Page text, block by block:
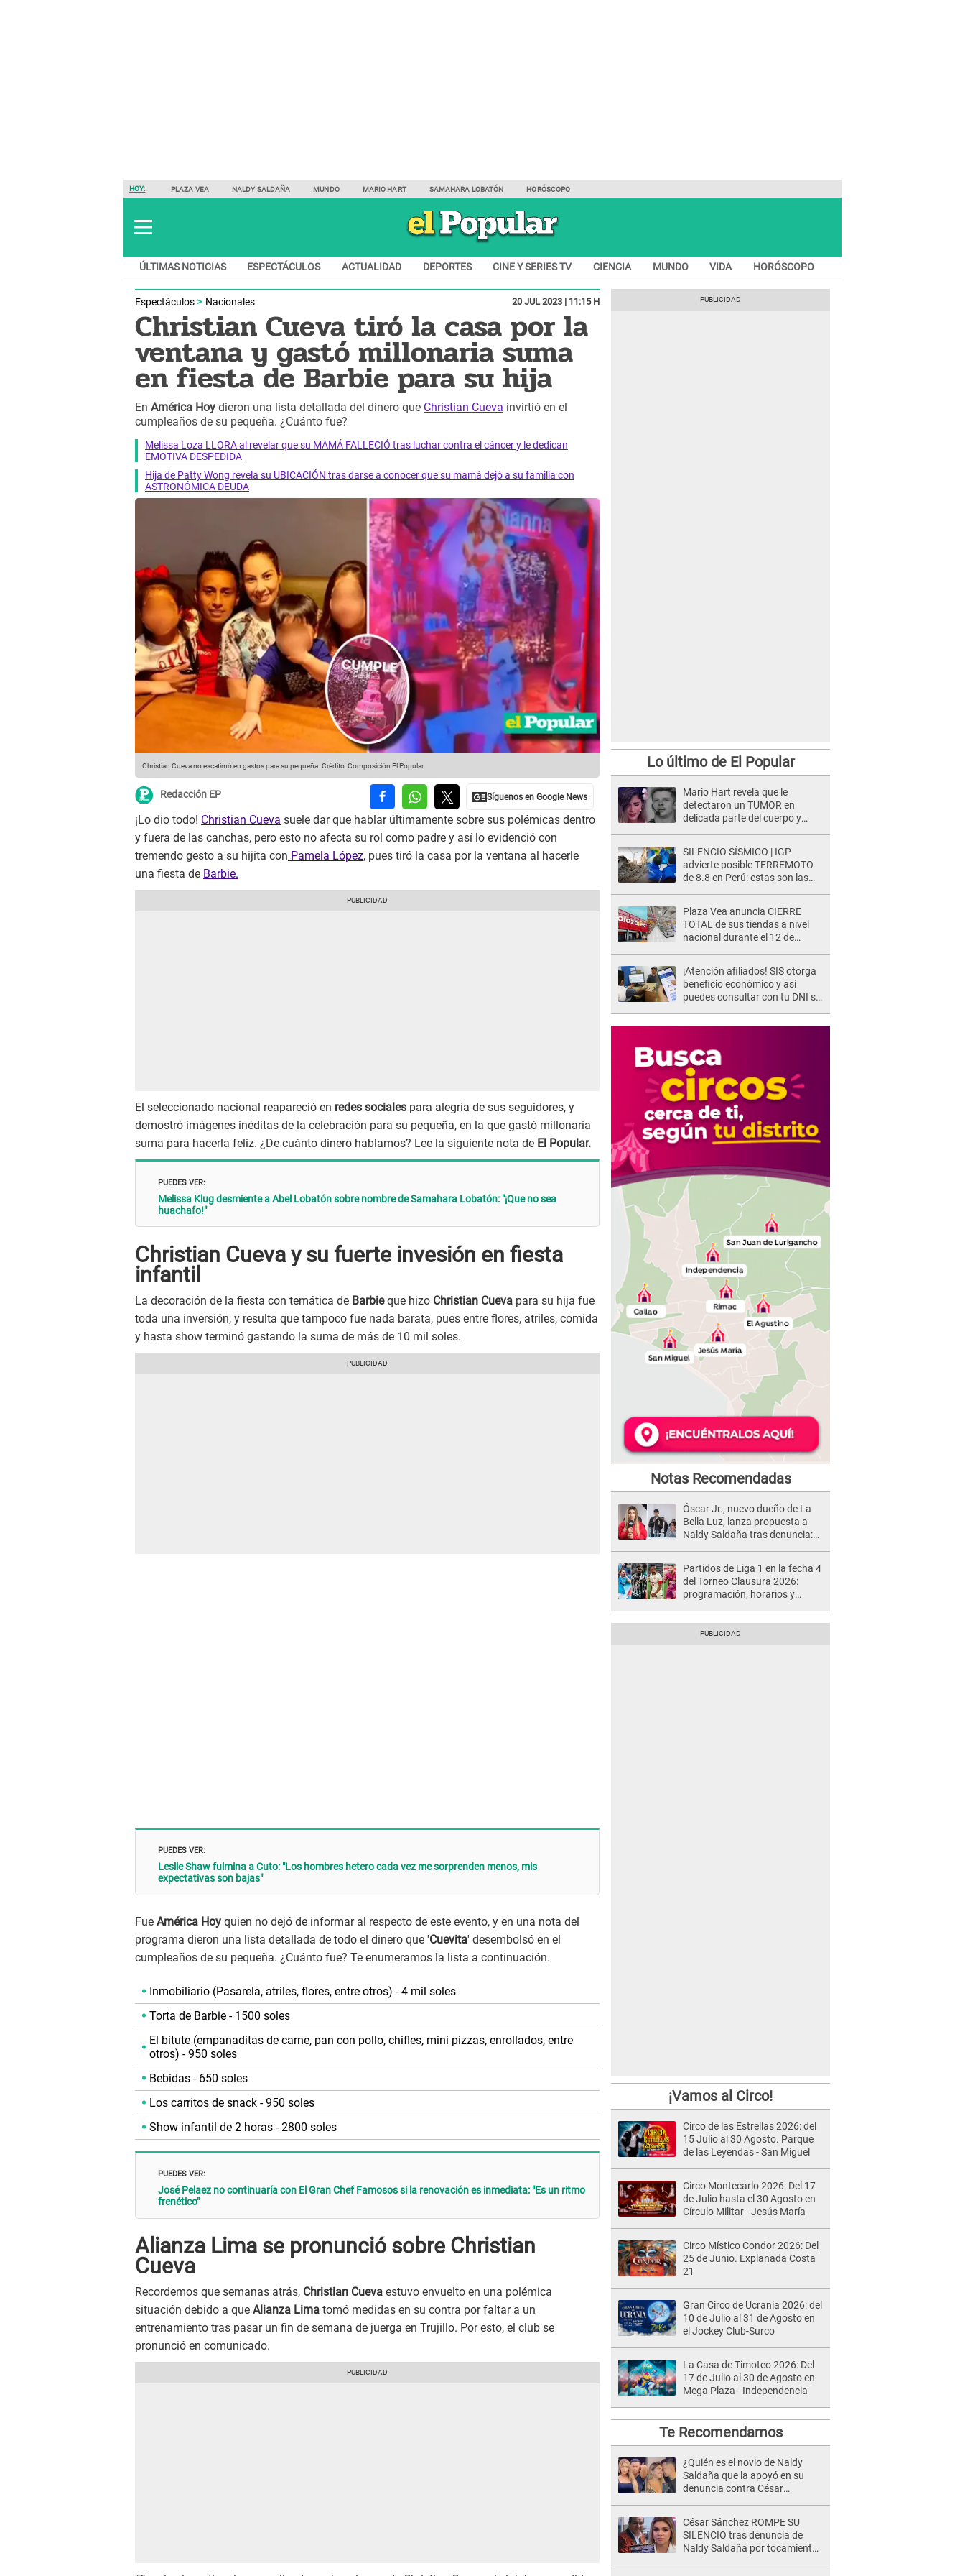
HOY: PLAZA VEA NALDY SALDAÑA MUNDO MARIO HART SAMAHARA LOBATÓN HORÓSCOPO
ÚLTIMAS NOTICIAS ESPECTÁCULOS ACTUALIDAD DEPORTES CINE Y SERIES TV CIENCIA MUNDO VIDA HORÓSCOPO
Espectáculos Nacionales 20 JUL 2023 | 11:15 H
Christian Cueva tiró la casa por la
ventana y gastó millonaria suma
en fiesta de Barbie para su hija
En América Hoy dieron una lista detallada del dinero que Christian Cueva invirtió en el
cumpleaños de su pequeña. ¿Cuánto fue?
Melissa Loza LLORA al revelar que su MAMÁ FALLECIÓ tras luchar contra el cáncer y le dedican
EMOTIVA DESPEDIDA
Hija de Patty Wong revela su UBICACIÓN tras darse a conocer que su mamá dejó a su familia con
ASTRONÓMICA DEUDA
Christian Cueva no escatimó en gastos para su pequeña. Crédito: Composición El Popular
Redacción EP
¡Lo dio todo! Christian Cueva suele dar que hablar últimamente sobre sus polémicas dentro
y fuera de las canchas, pero esto no afecta su rol como padre y así lo evidenció con
tremendo gesto a su hijita con Pamela López, pues tiró la casa por la ventana al hacerle
una fiesta de Barbie.
El seleccionado nacional reapareció en redes sociales para alegría de sus seguidores, y
demostró imágenes inéditas de la celebración para su pequeña, en la que gastó millonaria
suma para hacerla feliz. ¿De cuánto dinero hablamos? Lee la siguiente nota de El Popular.
PUEDES VER:
Melissa Klug desmiente a Abel Lobatón sobre nombre de Samahara Lobatón: "¡Que no sea
huachafo!"
Christian Cueva y su fuerte invesión en fiesta
infantil
La decoración de la fiesta con temática de Barbieque hizo Christian Cueva para su hija fue
toda una inversión, y resulta que tampoco fue nada barata, pues entre flores, atriles, comida
y hasta show terminó gastando la suma de más de 10 mil soles.
PUEDES VER:
Leslie Shaw fulmina a Cuto: "Los hombres hetero cada vez me sorprenden menos, mis
expectativas son bajas"
Fue América Hoy quien no dejó de informar al respecto de este evento, y en una nota del
programa dieron una lista detallada de todo el dinero que 'Cuevita' desembolsó en el
cumpleaños de su pequeña. ¿Cuánto fue? Te enumeramos la lista a continuación.
Inmobiliario (Pasarela, atriles, flores, entre otros) - 4 mil soles
Torta de Barbie - 1500 soles
El bitute (empanaditas de carne, pan con pollo, chifles, mini pizzas, enrollados, entre
otros) - 950 soles
Bebidas - 650 soles
Los carritos de snack - 950 soles
Show infantil de 2 horas - 2800 soles
PUEDES VER:
José Pelaez no continuaría con El Gran Chef Famosos si la renovación es inmediata: "Es un ritmo
frenético"
Alianza Lima se pronunció sobre Christian
Cueva
Recordemos que semanas atrás, Christian Cueva estuvo envuelto en una polémica
situación debido a que Alianza Lima tomó medidas en su contra por faltar a un
entrenamiento tras pasar un fin de semana de juerga en Trujillo. Por esto, el club se
pronunció en comunicado.
Lo último de El Popular
Mario Hart revela que le
detectaron un TUMOR en
delicada parte del cuerpo y
muy fuertes..."
SILENCIO SÍSMICO | IGP
advierte posible TERREMOTO
de 8.8 en Perú: estas son las
Plaza Vea anuncia CIERRE
TOTAL de sus tiendas a nivel
nacional durante el 12 de
¡Atención afiliados! SIS otorga
beneficio económico y así
puedes consultar con tu DNI si
Notas Recomendadas
Óscar Jr., nuevo dueño de La
Bella Luz, lanza propuesta a
Naldy Saldaña tras denuncia:
Partidos de Liga 1 en la fecha 4
del Torneo Clausura 2026:
programación, horarios y
¡Vamos al Circo!
Circo de las Estrellas 2026: del
15 Julio al 30 Agosto. Parque
de las Leyendas - San Miguel
Circo Montecarlo 2026: Del 17
de Julio hasta el 30 Agosto en
Círculo Militar - Jesús María
Circo Místico Condor 2026: Del
25 de Junio. Explanada Costa
21
Gran Circo de Ucrania 2026: del
10 de Julio al 31 de Agosto en
el Jockey Club-Surco
La Casa de Timoteo 2026: Del
17 de Julio al 30 de Agosto en
Mega Plaza - Independencia
Te Recomendamos
¿Quién es el novio de Naldy
Saldaña que la apoyó en su
denuncia contra César
César Sánchez ROMPE SU
SILENCIO tras denuncia de
Naldy Saldaña por tocamientos